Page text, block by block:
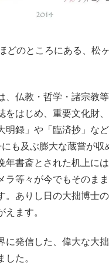
どのところにある、松
、仏教・哲学・諸宗教
をはじめ、重要文化財
明録」や「臨済抄」な
も及ぶ膨大な蔵嘗が収
年書斎とされた机上に
ラ等々が今でもそのま
。ありし日の大拙博士
えます。
に発信した、偉大な大
した。